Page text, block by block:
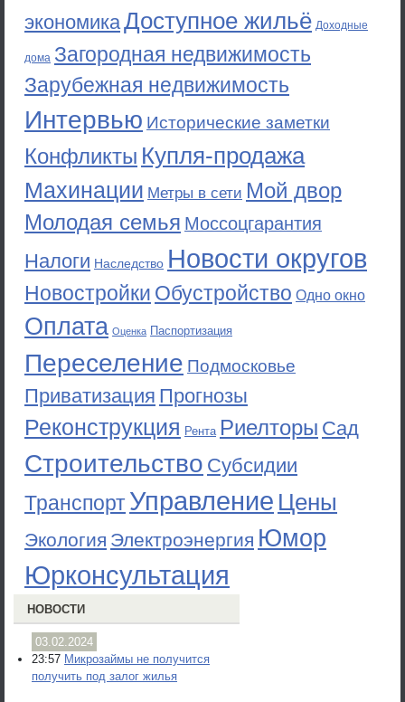
экономикаДоступное жильё Доходные
дома Загородная недвижимость
Зарубежная недвижимость
Интервью Исторические заметки
Конфликты Купля-продажа
Махинации Метры в сети Мой двор
Молодая семья Моссоцгарантия
Налоги Наследство Новости округов
Новостройки Обустройство Одно окно
Оплата Оценка Паспортизация
Переселение Подмосковье
Приватизация Прогнозы
Реконструкция Рента Риелторы Сад
Строительство Субсидии
ТранспортУправление Цены
Экология Электроэнергия Юмор
Юрконсультация
НОВОСТИ
03.02.2024
23:57 Микрозаймы не получится
получить под залог жилья